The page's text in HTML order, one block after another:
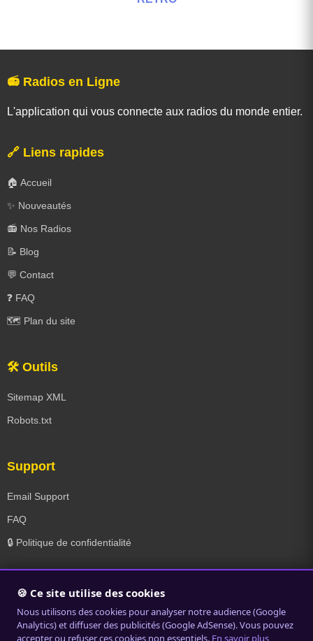
📻 Radios en Ligne
L'application qui vous connecte aux radios du monde entier.
🔗 Liens rapides
🏠 Accueil
✨ Nouveautés
📻 Nos Radios
📝 Blog
💬 Contact
❓ FAQ
🗺️ Plan du site
🛠️ Outils
Sitemap XML
Robots.txt
Support
Email Support
FAQ
🔒 Politique de confidentialité
© 2019-2026 Radios en Ligne. Tous droits réservés. |Politique de
confidentialité
🍪 Ce site utilise des cookies
Nous utilisons des cookies pour analyser notre audience (Google
Analytics) et diffuser des publicités (Google AdSense). Vous pouvez
accepter ou refuser ces cookies non essentiels. En savoir plus